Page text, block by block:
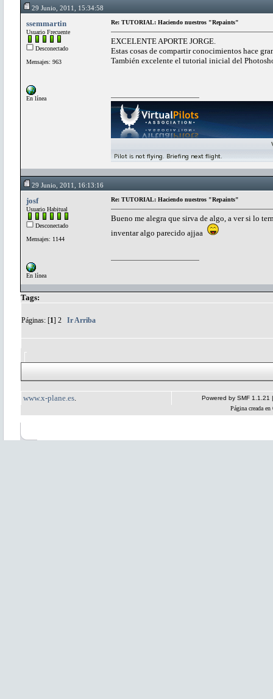
29 Junio, 2011, 15:34:58
ssemmartin
Usuario Frecuente
Desconectado
Mensajes: 963
En línea
Re: TUTORIAL: Haciendo nuestros "Repaints"
EXCELENTE APORTE JORGE.
Estas cosas de compartir conocimientos hace
También excelente el tutorial inicial del
29 Junio, 2011, 16:13:16
josf
Usuario Habitual
Desconectado
Mensajes: 1144
En línea
Re: TUTORIAL: Haciendo nuestros "Repaints"
Bueno me alegra que sirva de algo, a ver si lo
inventar algo parecido ajjaa
Tags:
Páginas: [1] 2 Ir Arriba
www.x-plane.es Powered by SMF 1.1.21
Página creada